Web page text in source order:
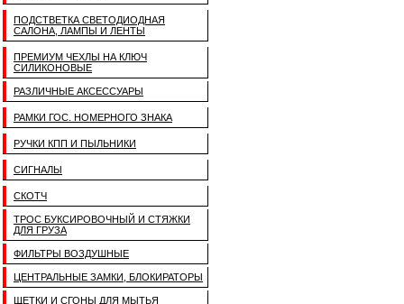
ПОДСТВЕТКА СВЕТОДИОДНАЯ
САЛОНА, ЛАМПЫ И ЛЕНТЫ
ПРЕМИУМ ЧЕХЛЫ НА КЛЮЧ
СИЛИКОНОВЫЕ
РАЗЛИЧНЫЕ АКСЕССУАРЫ
РАМКИ ГОС. НОМЕРНОГО ЗНАКА
РУЧКИ КПП И ПЫЛЬНИКИ
СИГНАЛЫ
СКОТЧ
ТРОС БУКСИРОВОЧНЫЙ И СТЯЖКИ
ДЛЯ ГРУЗА
ФИЛЬТРЫ ВОЗДУШНЫЕ
ЦЕНТРАЛЬНЫЕ ЗАМКИ, БЛОКИРАТОРЫ
ЩЕТКИ И СГОНЫ ДЛЯ МЫТЬЯ